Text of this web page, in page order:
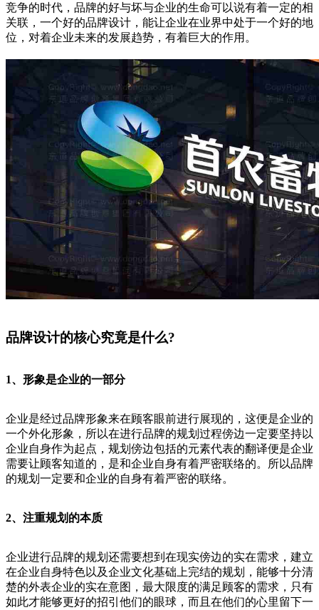
竞争的时代，品牌的好与坏与企业的生命可以说有着一定的相
关联，一个好的品牌设计，能让企业在业界中处于一个好的地
位，对着企业未来的发展趋势，有着巨大的作用。
品牌设计的核心究竟是什么?
1、形象是企业的一部分
企业是经过品牌形象来在顾客眼前进行展现的，这便是企业的
一个外化形象，所以在进行品牌的规划过程傍边一定要坚持以
企业自身作为起点，规划傍边包括的元素代表的翻译便是企业
需要让顾客知道的，是和企业自身有着严密联络的。所以品牌
的规划一定要和企业的自身有着严密的联络。
2、注重规划的本质
企业进行品牌的规划还需要想到在现实傍边的实在需求，建立
在企业自身特色以及企业文化基础上完结的规划，能够十分清
楚的外表企业的实在意图，最大限度的满足顾客的需求，只有
如此才能够更好的招引他们的眼球，而且在他们的心里留下一